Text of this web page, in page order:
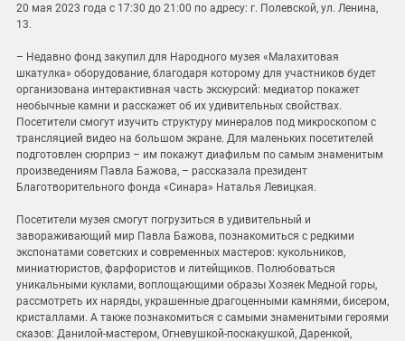
20 мая 2023 года с 17:30 до 21:00 по адресу: г. Полевской, ул. Ленина,
13.
– Недавно фонд закупил для Народного музея «Малахитовая
шкатулка» оборудование, благодаря которому для участников будет
организована интерактивная часть экскурсий: медиатор покажет
необычные камни и расскажет об их удивительных свойствах.
Посетители смогут изучить структуру минералов под микроскопом с
трансляцией видео на большом экране. Для маленьких посетителей
подготовлен сюрприз – им покажут диафильм по самым знаменитым
произведениям Павла Бажова, – рассказала президент
Благотворительного фонда «Синара» Наталья Левицкая.
Посетители музея смогут погрузиться в удивительный и
завораживающий мир Павла Бажова, познакомиться с редкими
экспонатами советских и современных мастеров: кукольников,
миниатюристов, фарфористов и литейщиков. Полюбоваться
уникальными куклами, воплощающими образы Хозяек Медной горы,
рассмотреть их наряды, украшенные драгоценными камнями, бисером,
кристаллами. А также познакомиться с самыми знаменитыми героями
сказов: Данилой-мастером, Огневушкой-поскакушкой, Даренкой,